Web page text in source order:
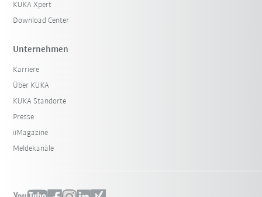
KUKA Xpert
Download Center
Unternehmen
Karriere
Über KUKA
KUKA Standorte
Presse
iiMagazine
Meldekanäle